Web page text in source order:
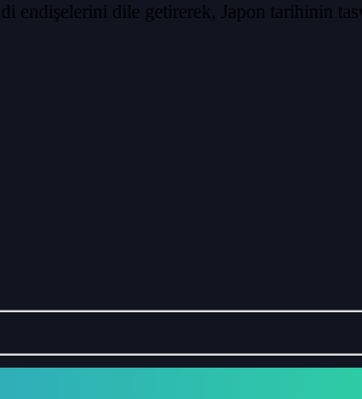
endişelerini dile getirerek, Japon tarihinin